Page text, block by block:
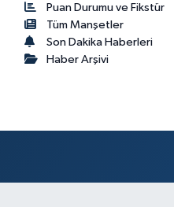
Puan Durumu ve Fikstür
Tüm Manşetler
Son Dakika Haberleri
Haber Arşivi